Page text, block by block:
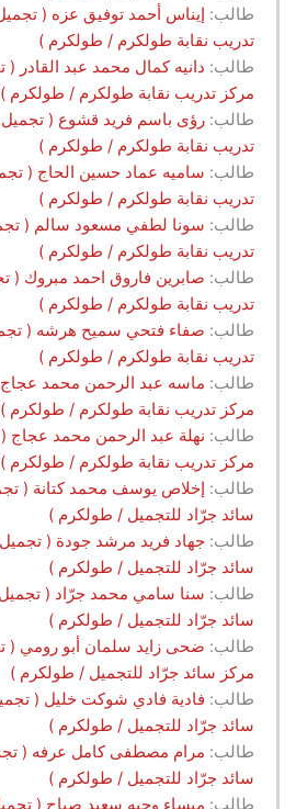
طالب:
تدريب نقابة طولكرم / طولكرم )
طالب:
مركز تدريب نقابة طولكرم / طولكرم )
طالب:
تدريب نقابة طولكرم / طولكرم )
طالب:
تدريب نقابة طولكرم / طولكرم )
طالب:
تدريب نقابة طولكرم / طولكرم )
طالب:
تدريب نقابة طولكرم / طولكرم )
طالب:
تدريب نقابة طولكرم / طولكرم )
طالب:
مركز تدريب نقابة طولكرم / طولكرم )
طالب:
مركز تدريب نقابة طولكرم / طولكرم )
طالب:
سائد جرّاد للتجميل / طولكرم )
طالب:
سائد جرّاد للتجميل / طولكرم )
طالب:
سائد جرّاد للتجميل / طولكرم )
طالب:
مركز سائد جرّاد للتجميل / طولكرم )
طالب:
سائد جرّاد للتجميل / طولكرم )
طالب:
سائد جرّاد للتجميل / طولكرم )
طالب: